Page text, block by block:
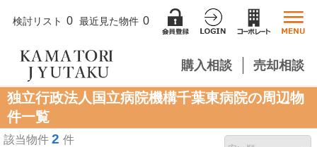
検討リスト 0 最近見た物件 0
購入相談 売却相談
独立行政法人国立病院機構千葉東病院の周辺物
件一覧
該当物件 2 件